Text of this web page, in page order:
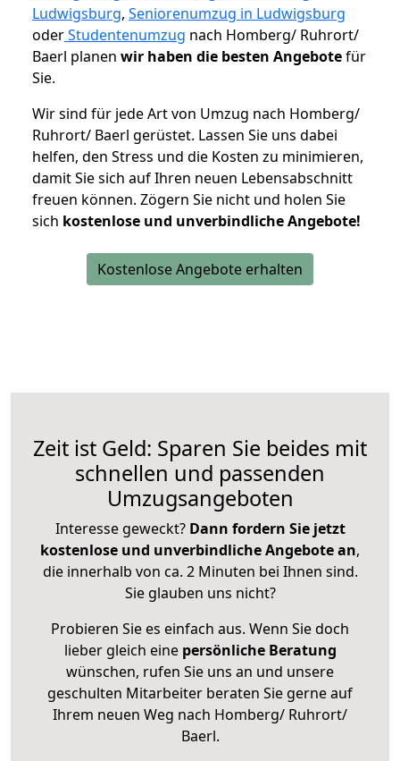
Ludwigsburg, Seniorenumzug in Ludwigsburg
oderStudentenumzug nach Homberg/ Ruhrort/
Baerl planen wir haben die besten Angebotefür
Sie.
Wir sind für jede Art von Umzug nach Homberg/
Ruhrort/ Baerl gerüstet. Lassen Sie uns dabei
helfen, den Stress und die Kosten zu minimieren,
damit Sie sich auf Ihren neuen Lebensabschnitt
freuen können. Zögern Sie nicht und holen Sie
sich kostenlose und unverbindliche Angebote!
Kostenlose Angebote erhalten
Zeit ist Geld: Sparen Sie beides mit
schnellen und passenden
Umzugsangeboten
Interesse geweckt? Dann fordern Sie jetzt
kostenlose und unverbindliche Angebote an,
die innerhalb von ca. 2 Minuten bei Ihnen sind.
Sie glauben uns nicht?
Probieren Sie es einfach aus. Wenn Sie doch
lieber gleich eine persönliche Beratung
wünschen, rufen Sie uns an und unsere
geschulten Mitarbeiter beraten Sie gerne auf
Ihrem neuen Weg nach Homberg/ Ruhrort/
Baerl.